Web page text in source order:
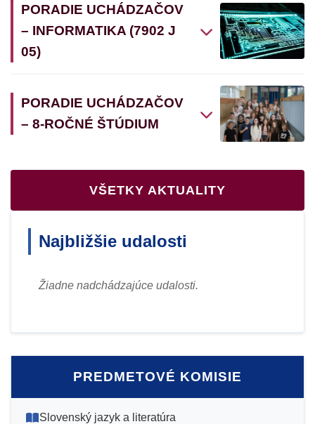
PORADIE UCHÁDZAČOV
– INFORMATIKA (7902 J
05)
PORADIE UCHÁDZAČOV
– 8-ROČNÉ ŠTÚDIUM
VŠETKY AKTUALITY
Najbližšie udalosti
Žiadne nadchádzajúce udalosti.
PREDMETOVÉ KOMISIE
Slovenský jazyk a literatúra